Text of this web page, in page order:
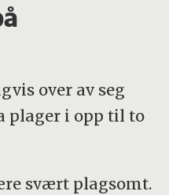
over av seg
plager i opp til to
svært plagsomt.